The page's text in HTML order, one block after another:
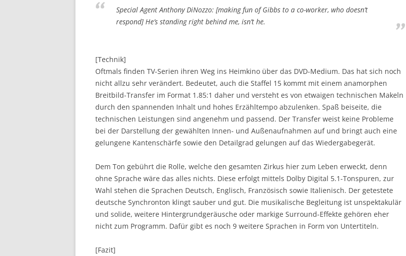
Special Agent Anthony DiNozzo: [making fun of Gibbs to a co-worker, who doesn’t
respond] He’s standing right behind me, isn’t he.
[Technik]
Oftmals finden TV-Serien ihren Weg ins Heimkino über das DVD-Medium. Das hat sich noch
nicht allzu sehr verändert. Bedeutet, auch die Staffel 15 kommt mit einem anamorphen
Breitbild-Transfer im Format 1.85:1 daher und versteht es von etwaigen technischen Makeln
durch den spannenden Inhalt und hohes Erzähltempo abzulenken. Spaß beiseite, die
technischen Leistungen sind angenehm und passend. Der Transfer weist keine Probleme
bei der Darstellung der gewählten Innen- und Außenaufnahmen auf und bringt auch eine
gelungene Kantenschärfe sowie den Detailgrad gelungen auf das Wiedergabegerät.
Dem Ton gebührt die Rolle, welche den gesamten Zirkus hier zum Leben erweckt, denn
ohne Sprache wäre das alles nichts. Diese erfolgt mittels Dolby Digital 5.1-Tonspuren, zur
Wahl stehen die Sprachen Deutsch, Englisch, Französisch sowie Italienisch. Der getestete
deutsche Synchronton klingt sauber und gut. Die musikalische Begleitung ist unspektakulär
und solide, weitere Hintergrundgeräusche oder markige Surround-Effekte gehören eher
nicht zum Programm. Dafür gibt es noch 9 weitere Sprachen in Form von Untertiteln.
[Fazit]